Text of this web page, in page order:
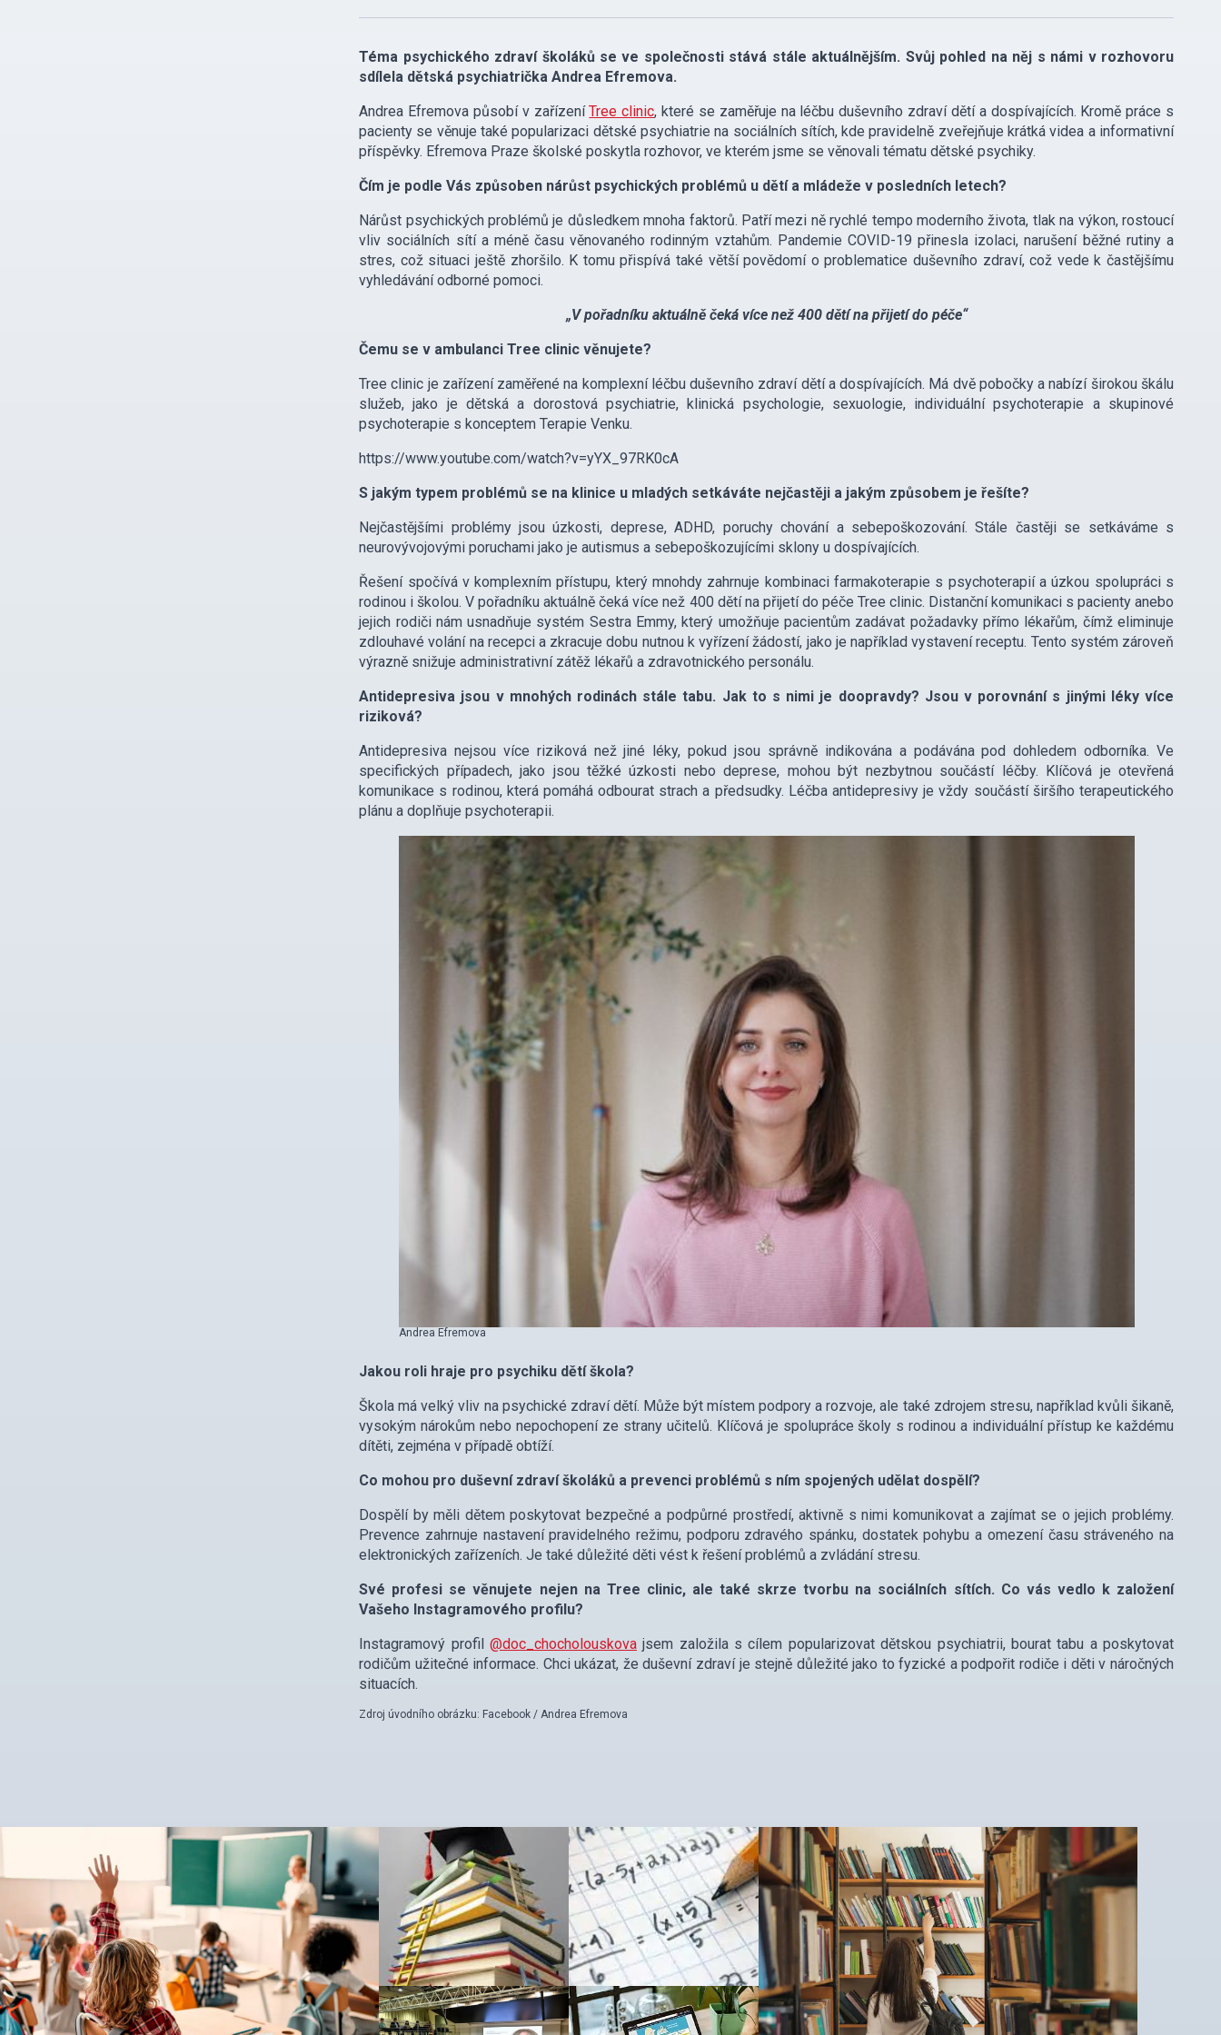
Téma psychického zdraví školáků se ve společnosti stává stále aktuálnějším. Svůj pohled na něj s námi v rozhovoru
sdílela dětská psychiatrička Andrea Efremova.
Andrea Efremova působí v zařízeníTree clinic, které se zaměřuje na léčbu duševního zdraví dětí a dospívajících. Kromě práce s
pacienty se věnuje také popularizaci dětské psychiatrie na sociálních sítích, kde pravidelně zveřejňuje krátká videa a informativní
příspěvky. Efremova Praze školské poskytla rozhovor, ve kterém jsme se věnovali tématu dětské psychiky.
Čím je podle Vás způsoben nárůst psychických problémů u dětí a mládeže v posledních letech?
Nárůst psychických problémů je důsledkem mnoha faktorů. Patří mezi ně rychlé tempo moderního života, tlak na výkon, rostoucí
vliv sociálních sítí a méně času věnovaného rodinným vztahům. Pandemie COVID-19 přinesla izolaci, narušení běžné rutiny a
stres, což situaci ještě zhoršilo. K tomu přispívá také větší povědomí o problematice duševního zdraví, což vede k častějšímu
vyhledávání odborné pomoci.
„V pořadníku aktuálně čeká více než 400 dětí na přijetí do péče“
Čemu se v ambulanci Tree clinic věnujete?
Tree clinic je zařízení zaměřené na komplexní léčbu duševního zdraví dětí a dospívajících. Má dvě pobočky a nabízí širokou škálu
služeb, jako je dětská a dorostová psychiatrie, klinická psychologie, sexuologie, individuální psychoterapie a skupinové
psychoterapie s konceptem Terapie Venku.
https://www.youtube.com/watch?v=yYX_97RK0cA
S jakým typem problémů se na klinice u mladých setkáváte nejčastěji a jakým způsobem je řešíte?
Nejčastějšími problémy jsou úzkosti, deprese, ADHD, poruchy chování a sebepoškozování. Stále častěji se setkáváme s
neurovývojovými poruchami jako je autismus a sebepoškozujícími sklony u dospívajících.
Řešení spočívá v komplexním přístupu, který mnohdy zahrnuje kombinaci farmakoterapie s psychoterapií a úzkou spolupráci s
rodinou i školou. V pořadníku aktuálně čeká více než 400 dětí na přijetí do péče Tree clinic. Distanční komunikaci s pacienty anebo
jejich rodiči nám usnadňuje systém Sestra Emmy, který umožňuje pacientům zadávat požadavky přímo lékařům, čímž eliminuje
zdlouhavé volání na recepci a zkracuje dobu nutnou k vyřízení žádostí, jako je například vystavení receptu. Tento systém zároveň
výrazně snižuje administrativní zátěž lékařů a zdravotnického personálu.
Antidepresiva jsou v mnohých rodinách stále tabu. Jak to s nimi je doopravdy? Jsou v porovnání s jinými léky více
riziková?
Antidepresiva nejsou více riziková než jiné léky, pokud jsou správně indikována a podávána pod dohledem odborníka. Ve
specifických případech, jako jsou těžké úzkosti nebo deprese, mohou být nezbytnou součástí léčby. Klíčová je otevřená
komunikace s rodinou, která pomáhá odbourat strach a předsudky. Léčba antidepresivy je vždy součástí širšího terapeutického
plánu a doplňuje psychoterapii.
Andrea Efremova
Jakou roli hraje pro psychiku dětí škola?
Škola má velký vliv na psychické zdraví dětí. Může být místem podpory a rozvoje, ale také zdrojem stresu, například kvůli šikaně,
vysokým nárokům nebo nepochopení ze strany učitelů. Klíčová je spolupráce školy s rodinou a individuální přístup ke každému
dítěti, zejména v případě obtíží.
Co mohou pro duševní zdraví školáků a prevenci problémů s ním spojených udělat dospělí?
Dospělí by měli dětem poskytovat bezpečné a podpůrné prostředí, aktivně s nimi komunikovat a zajímat se o jejich problémy.
Prevence zahrnuje nastavení pravidelného režimu, podporu zdravého spánku, dostatek pohybu a omezení času stráveného na
elektronických zařízeních. Je také důležité děti vést k řešení problémů a zvládání stresu.
Své profesi se věnujete nejen na Tree clinic, ale také skrze tvorbu na sociálních sítích. Co vás vedlo k založení
Vašeho Instagramového profilu?
Instagramový profil @doc_chocholouskovajsem založila s cílem popularizovat dětskou psychiatrii, bourat tabu a poskytovat
rodičům užitečné informace. Chci ukázat, že duševní zdraví je stejně důležité jako to fyzické a podpořit rodiče i děti v náročných
situacích.
Zdroj úvodního obrázku: Facebook / Andrea Efremova